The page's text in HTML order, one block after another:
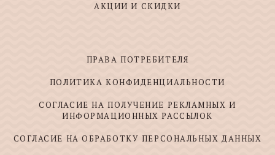
АКЦИИ И СКИДКИ
ПРАВА ПОТРЕБИТЕЛЯ
ПОЛИТИКА КОНФИДЕНЦИАЛЬНОСТИ
СОГЛАСИЕ НА ПОЛУЧЕНИЕ РЕКЛАМНЫХ И
ИНФОРМАЦИОННЫХ РАССЫЛОК
СОГЛАСИЕ НА ОБРАБОТКУ ПЕРСОНАЛЬНЫХ ДАННЫХ